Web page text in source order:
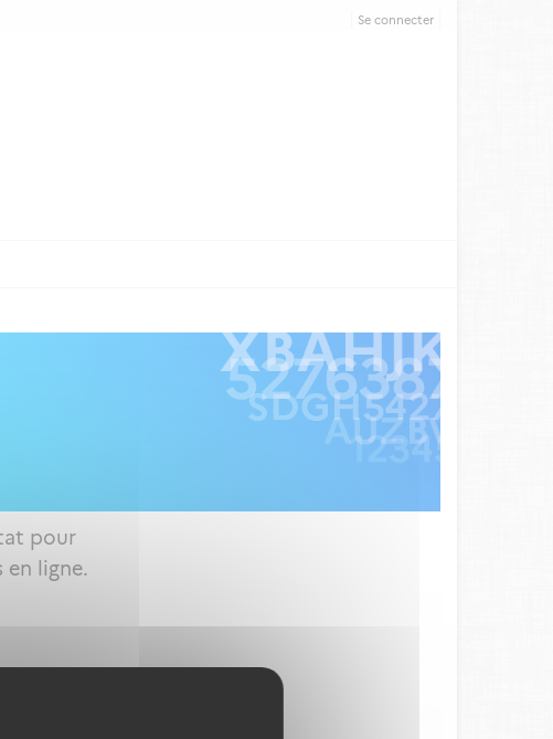
Se connecter
pour
en ligne.